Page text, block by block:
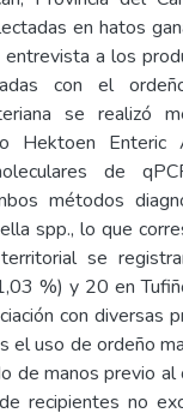
en hatos
a los
con el
se realizó
Hektoen Enteric
de
métodos
spp., lo que
se
%) y 20 en
con diversas
el uso de ordeño
de manos previo al
recipientes no